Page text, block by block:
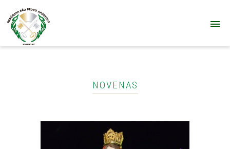
NOVENAS